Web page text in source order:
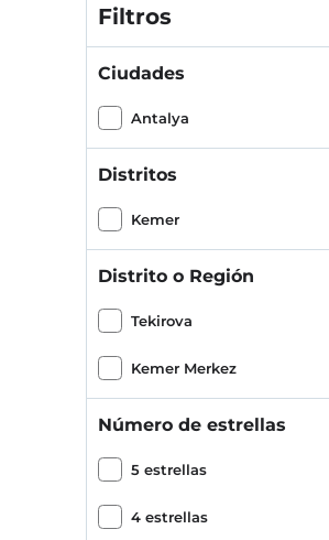
Filtros
Ciudades
Antalya
Distritos
Kemer
Distrito o Región
Tekirova
Kemer Merkez
Número de estrellas
5 estrellas
4 estrellas